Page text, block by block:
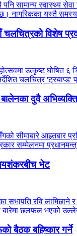
सामान्य स्वास्थ्य सेवा
नागरिकका यस्तै
चलचित्रको विशेष
उत्कृष्ट घोषित
चलचित्र
बालेनका दुवै
सीमाबारे आइतबार
सम्मेलनमा
भेट
का सभापति रवि
बारेमा छलफल भएको
बैठक बहिष्कार गर्ने